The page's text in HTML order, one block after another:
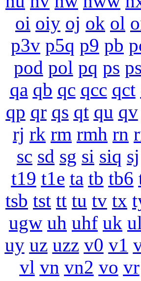
oi oiy oj ok ol
p3v p5q p9 pb
pod pol pq ps
qa qb qc qcc qct
qp qr qs qt qu qv
rj rk rm rmh rn
sc sd sg si siq sj
t19 t1e ta tb tb6
tsb tst tt tu tv tx
ugw uh uhf uk ul
uy uz uzz v0 v1
vl vn vn2 vo vr